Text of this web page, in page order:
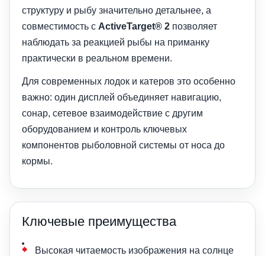
структуру и рыбу значительно детальнее, а
совместимость с ActiveTarget® 2 позволяет
наблюдать за реакцией рыбы на приманку
практически в реальном времени.
Для современных лодок и катеров это особенно
важно: один дисплей объединяет навигацию,
сонар, сетевое взаимодействие с другим
оборудованием и контроль ключевых
компонентов рыболовной системы от носа до
кормы.
Ключевые преимущества
Высокая читаемость изображения на солнце